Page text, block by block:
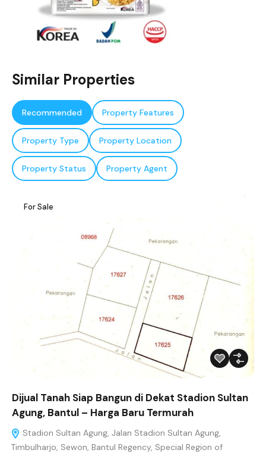
Similar Properties
Recommended Property Features
Property Type Property Location
Property Status Property Agent
For Sale
Dijual Tanah Siap Bangun di Dekat Stadion Sultan
Agung, Bantul – Harga Baru Termurah
Stadion Sultan Agung, Jalan Stadion Sultan Agung,
Timbulharjo, Sewon, Bantul Regency, Special Region of